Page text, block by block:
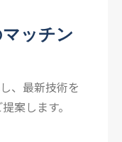
ッチン
、最新技術を
案します。